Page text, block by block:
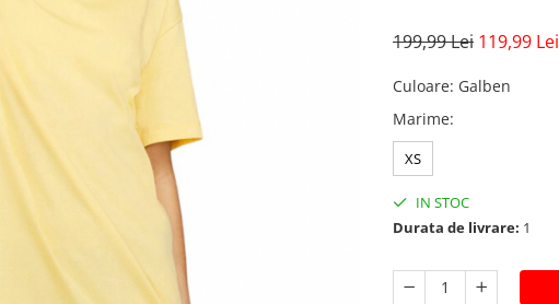
199,99 Lei 119,99 Lei
Culoare: Galben
Marime:
XS
IN STOC
Durata de livrare: 1